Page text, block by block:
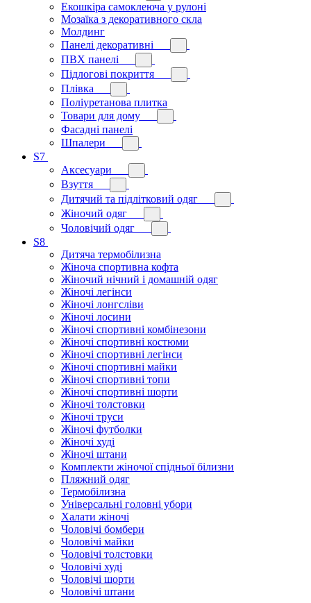
Екошкіра самоклеюча у рулоні
Мозаїка з декоративного скла
Молдинг
Панелі декоративні
ПВХ панелі
Підлогові покриття
Плівка
Поліуретанова плитка
Товари для дому
Фасадні панелі
Шпалери
S7
Аксесуари
Взуття
Дитячий та підлітковий одяг
Жіночий одяг
Чоловічий одяг
S8
Дитяча термобілизна
Жіноча спортивна кофта
Жіночий нічний і домашній одяг
Жіночі легінси
Жіночі лонгсліви
Жіночі лосини
Жіночі спортивні комбінезони
Жіночі спортивні костюми
Жіночі спортивні легінси
Жіночі спортивні майки
Жіночі спортивні топи
Жіночі спортивні шорти
Жіночі толстовки
Жіночі труси
Жіночі футболки
Жіночі худі
Жіночі штани
Комплекти жіночої спідньої білизни
Пляжний одяг
Термобілизна
Універсальні головні убори
Халати жіночі
Чоловічі бомбери
Чоловічі майки
Чоловічі толстовки
Чоловічі худі
Чоловічі шорти
Чоловічі штани